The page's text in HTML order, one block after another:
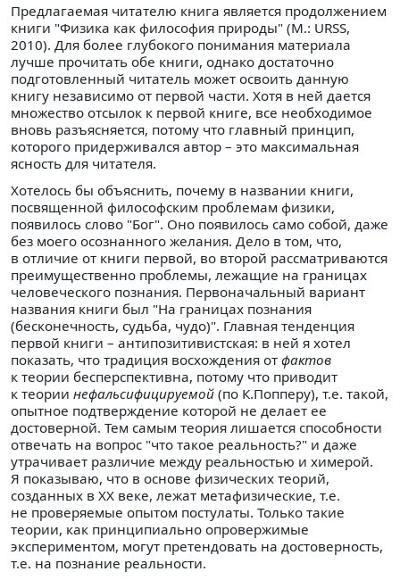
Предлагаемая читателю книга является продолжением
книги "Физика как философия природы" (М.: URSS,
2010). Для более глубокого понимания материала
лучше прочитать обе книги, однако достаточно
подготовленный читатель может освоить данную
книгу независимо от первой части. Хотя в ней дается
множество отсылок к первой книге, все необходимое
вновь разъясняется, потому что главный принцип,
которого придерживался автор – это максимальная
ясность для читателя.
Хотелось бы объяснить, почему в названии книги,
посвященной философским проблемам физики,
появилось слово "Бог". Оно появилось само собой, даже
без моего осознанного желания. Дело в том, что,
в отличие от книги первой, во второй рассматриваются
преимущественно проблемы, лежащие на границах
человеческого познания. Первоначальный вариант
названия книги был "На границах познания
(бесконечность, судьба, чудо)". Главная тенденция
первой книги – антипозитивистская: в ней я хотел
показать, что традиция восхождения от фактов
к теории бесперспективна, потому что приводит
к теории нефальсифицируемой (по К.Попперу), т.е. такой,
опытное подтверждение которой не делает ее
достоверной. Тем самым теория лишается способности
отвечать на вопрос "что такое реальность?" и даже
утрачивает различие между реальностью и химерой.
Я показываю, что в основе физических теорий,
созданных в XX веке, лежат метафизические, т.е.
не проверяемые опытом постулаты. Только такие
теории, как принципиально опровержимые
экспериментом, могут претендовать на достоверность,
т.е. на познание реальности.